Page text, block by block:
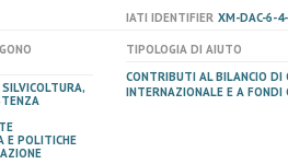
IATI IDENTIFIER XM-DAC-6-
E POLITICHE
TIPOLOGIA DI AIUTO
CONTRIBUTI AL BILANCIO DI
INTERNAZIONALE E A FONDI